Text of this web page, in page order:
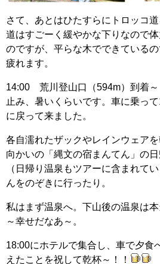
さて、あとはひたすらにトロッコ
道はすごーく緩やかな下りなので
のですが、平らな木でできている
疲れます。
14:00 荒川登山口（594m）到着
止み、暑いくらいです。車に乗っ
に戻って来ました。
各自濡れたザックやレインウェア
向かいの「縄文の宿まんてん」の
（日帰り温泉もツアーに含まれて
んをのぞきに行ったり。
私はまず温泉へ。下山後の温泉は
～幸せだなあ～。
18:00にホテルで集合し、車で夕食
えたことを祝して乾杯～！！